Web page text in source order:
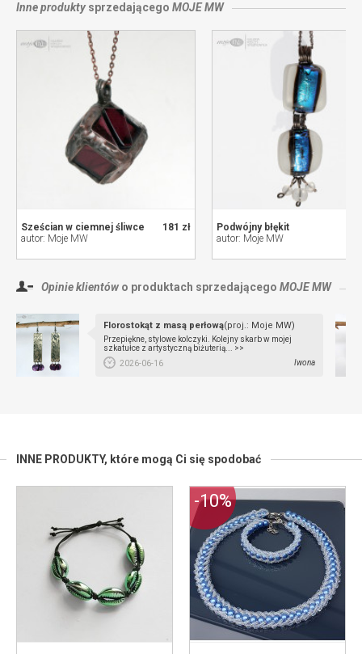
Inne produktysprzedającego MOJE MW
181 zł
Sześcian w ciemnej śliwce
autor: Moje MW
Podwójny błękit
autor: Moje MW
Opinie klientów o produktach sprzedającego MOJE MW
Florostokąt z masą perłową(proj.: Moje MW)
Przepiękne, stylowe kolczyki. Kolejny skarb w mojej
szkatułce z artystyczną biżuterią... >>
2026-06-16
Iwona
INNE PRODUKTY, które mogą Ci się spodobać
-10%